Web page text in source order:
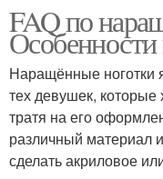
FAQ по
Наращённые ноготки
тех девушек, которые
тратя на его
различный материал
сделать акриловое